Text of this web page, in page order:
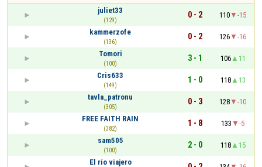
juliet33
(129)
0 - 2 110
-15
kammerzofe
(136)
0 - 2 126
-16
Tomori
(100)
3 - 1 106
11
Cris633
(149)
1 - 0 118
13
tavla_patronu
(305)
0 - 3 128
-10
FREE FAITH RAIN
(382)
1 - 8 133
-5
sam505
(100)
2 - 0 118
15
El río viajero